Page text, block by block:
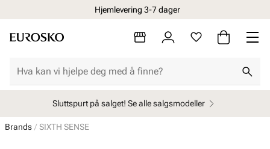
Hjemlevering 3-7 dager
Sluttspurt på salget! Se alle salgsmodeller
Brands SIXTH SENSE